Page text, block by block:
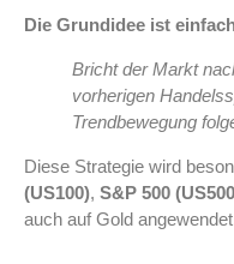
Die Grundidee ist
Bricht der Markt
vorherigen
Trendbewegung
Diese Strategie wird
(US100), S&P 500
auch auf Gold